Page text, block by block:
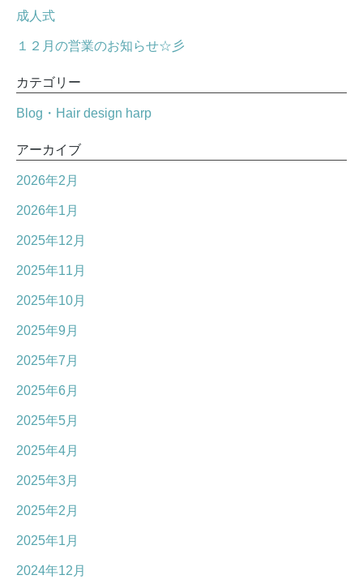
成人式
１２月の営業のお知らせ☆彡
カテゴリー
Blog・Hair design harp
アーカイブ
2026年2月
2026年1月
2025年12月
2025年11月
2025年10月
2025年9月
2025年7月
2025年6月
2025年5月
2025年4月
2025年3月
2025年2月
2025年1月
2024年12月